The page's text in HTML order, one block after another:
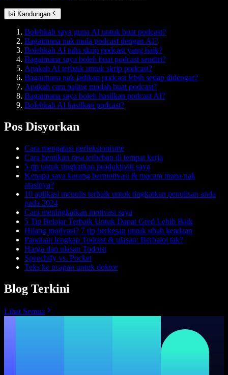
Isi Kandungan
Bolehkah saya guna AI untuk buat podcast?
Bagaimana nak mula podcast dengan AI?
Bolehkah AI tulis skrip podcast yang baik?
Bagaimana saya boleh buat podcast sendiri?
Apakah AI terbaik untuk skrip podcast?
Bagaimana nak jadikan podcast lebih sedap didengar?
Apakah cara paling mudah buat podcast?
Bagaimana saya boleh hasilkan podcast AI?
Bolehkah AI hasilkan podcast?
Pos Disyorkan
Cara mengatasi perfeksionisme
Cara hentikan rasa terbeban di tempat kerja
5 tip untuk tingkatkan produktiviti saya
Kenapa saya kurang bermotivasi & macam mana nak
atasinya?
10 aplikasi menulis terbaik untuk tingkatkan penulisan anda
pada 2024
Cara meningkatkan motivasi saya
5 Tip Belajar Terbaik Untuk Dapat Gred Lebih Baik
Hilang motivasi? 7 tip berkesan untuk ubah keadaan
Panduan lengkap Todoist & ulasan: Berbaloi tak?
Harga dan ulasan Todoist
Speechify vs. Pocket
Teks ke ucapan untuk doktor
Blog Terkini
Lihat Semua